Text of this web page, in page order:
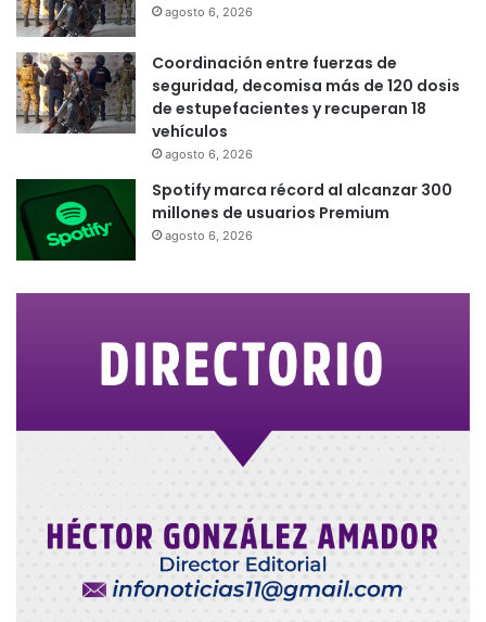
agosto 6, 2026
Coordinación entre fuerzas de
seguridad, decomisa más de 120 dosis
de estupefacientes y recuperan 18
vehículos
agosto 6, 2026
Spotify marca récord al alcanzar 300
millones de usuarios Premium
agosto 6, 2026